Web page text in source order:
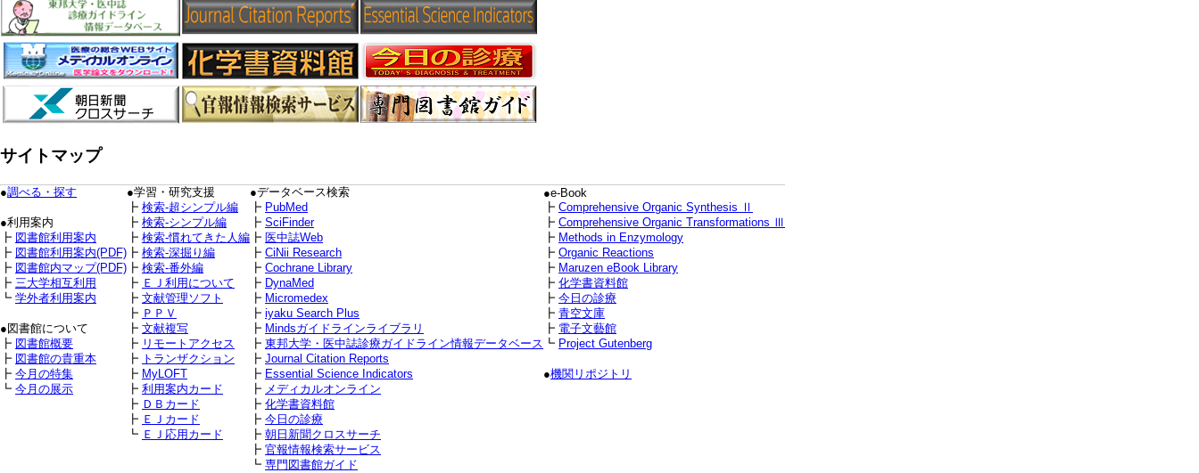
サイトマップ
●調べる・探す ●学習・研究支援 ●データベース検索
●e-Book
┣ 検索-超シンプル編 ┣ PubMed ┣ Comprehensive Organic Synthesis Ⅱ
●利用案内
┣ 検索-シンプル編 ┣ SciFinder ┣ Comprehensive Organic Transformations Ⅲ
┣ 図書館利用案内 ┣ 検索-慣れてきた人編 ┣ 医中誌Web ┣ Methods in Enzymology
┣ 図書館利用案内(PDF) ┣ 検索-深掘り編 ┣ CiNii Research ┣ Organic Reactions
┣ 図書館内マップ(PDF) ┣ 検索-番外編 ┣ Cochrane Library ┣ Maruzen eBook Library
┣ 三大学相互利用 ┣ ＥＪ利用について ┣ DynaMed ┣ 化学書資料館
┗ 学外者利用案内 ┣ 文献管理ソフト ┣ Micromedex ┣ 今日の診療
┣ ＰＰＶ ┣ iyaku Search Plus ┣ 青空文庫
●図書館について
┣ 文献複写 ┣ Mindsガイドラインライブラリ ┣ 電子文藝館
┣ 図書館概要 ┣ リモートアクセス ┣ 東邦大学・医中誌診療ガイドライン情報データベース ┗ Project Gutenberg
┣ 図書館の貴重本 ┣ トランザクション ┣ Journal Citation Reports
┣ 今月の特集 ┣ MyLOFT ┣ Essential Science Indicators ●機関リポジトリ
┗ 今月の展示 ┣ 利用案内カード ┣ メディカルオンライン
┣ ＤＢカード ┣ 化学書資料館
┣ ＥＪカード ┣ 今日の診療
┗ ＥＪ応用カード ┣ 朝日新聞クロスサーチ
┣ 官報情報検索サービス
┗ 専門図書館ガイド